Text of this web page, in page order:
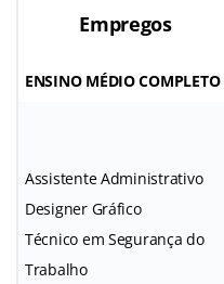
Empregos
ENSINO MÉDIO
Assistente Administrativo
Designer Gráfico
Técnico em Segurança do
Trabalho